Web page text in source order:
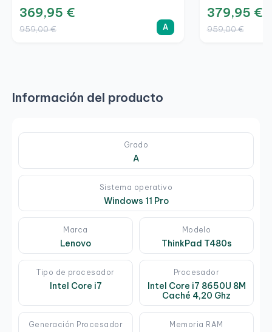
369,95 €
959,00 € A
379,95 €
959,00 €
Información del producto
Grado
A
Sistema operativo
Windows 11 Pro
Marca
Lenovo
Modelo
ThinkPad T480s
Tipo de procesador
Intel Core i7
Procesador
Intel Core i7 8650U 8M
Caché 4,20 Ghz
Generación Procesador Memoria RAM